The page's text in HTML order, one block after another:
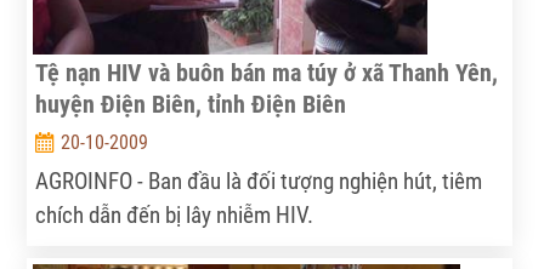
Tệ nạn HIV và buôn bán ma túy ở xã Thanh Yên,
huyện Điện Biên, tỉnh Điện Biên
20-10-2009
AGROINFO - Ban đầu là đối tượng nghiện hút, tiêm
chích dẫn đến bị lây nhiễm HIV.